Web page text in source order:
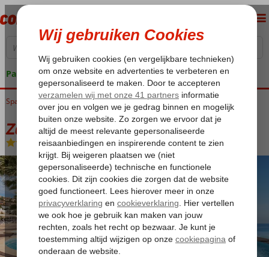
Pakketgarantie
Home
Spanje Balearen Mallorca Santa Ponsa Zafiro Rey Don Jaime
Zafiro Rey Don Jaime
Logies en ontbijt -Hotel